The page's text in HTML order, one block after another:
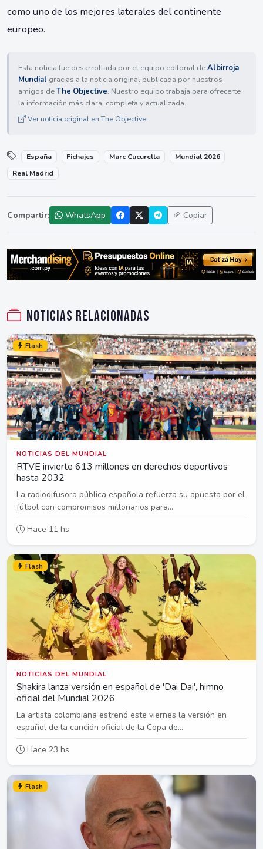
como uno de los mejores laterales del continente
europeo.
Esta noticia fue desarrollada por el equipo editorial deAlbirroja
Mundial gracias a la noticia original publicada por nuestros
amigos deThe Objective. Nuestro equipo trabaja para ofrecerte
la información más clara, completa y actualizada.
Ver noticia original en The Objective
España Fichajes Marc Cucurella
Mundial 2026
Real Madrid
Compartir: WhatsApp Copiar
Noticias relacionadas
Flash
NOTICIAS DEL MUNDIAL
RTVE invierte 613 millones en derechos deportivos
hasta 2032
La radiodifusora pública española refuerza su apuesta por el
fútbol con compromisos millonarios para...
Hace 11 hs
Flash
NOTICIAS DEL MUNDIAL
Shakira lanza versión en español de 'Dai Dai', himno
oficial del Mundial 2026
La artista colombiana estrenó este viernes la versión en
español de la canción oficial de la Copa de...
Hace 23 hs
Flash